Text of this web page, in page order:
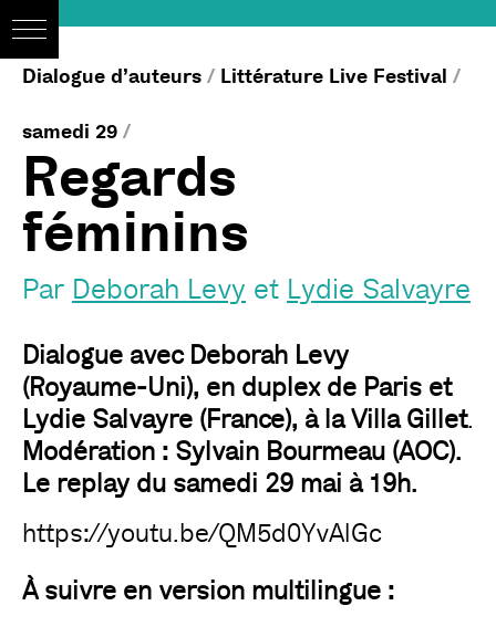
Dialogue d’auteurs / Littérature Live Festival /
samedi 29 /
Regards
féminins
Par Deborah Levy et Lydie Salvayre
Dialogue avec Deborah Levy
(Royaume-Uni), en duplex de Paris et
Lydie Salvayre (France), à la Villa Gillet.
Modération : Sylvain Bourmeau (AOC).
Le replay du samedi 29 mai à 19h.
https://youtu.be/QM5d0YvAlGc
À suivre en version multilingue :